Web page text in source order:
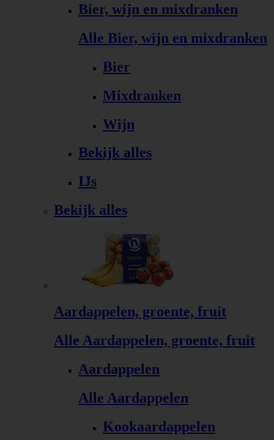
Bier, wijn en mixdranken
Alle Bier, wijn en mixdranken
Bier
Mixdranken
Wijn
Bekijk alles
IJs
Bekijk alles
Aardappelen, groente, fruit
Alle Aardappelen, groente, fruit
Aardappelen
Alle Aardappelen
Kookaardappelen